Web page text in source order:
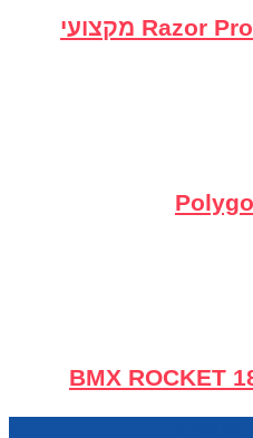
קורקינט פעלולים Razor Pro XXX מקצועי